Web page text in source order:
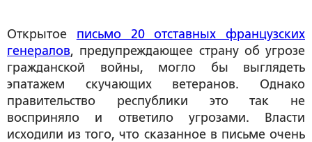
Открытое письмо 20 отставных французских
генералов, предупреждающее страну об угрозе
гражданской войны, могло бы выглядеть
эпатажем скучающих ветеранов. Однако
правительство республики это так не
восприняло и ответило угрозами. Власти
исходили из того, что сказанное в письме очень